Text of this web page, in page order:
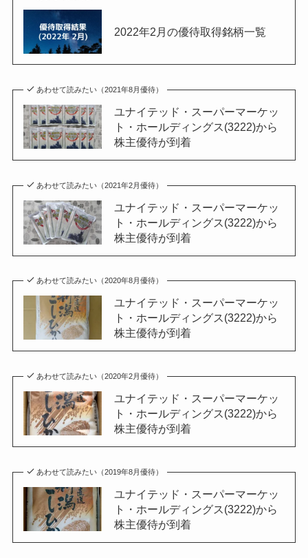
2022年2月の優待取得銘柄一覧
あわせて読みたい（2021年8月優待）
ユナイテッド・スーパーマーケッ
ト・ホールディングス(3222)から
株主優待が到着
あわせて読みたい（2021年2月優待）
ユナイテッド・スーパーマーケッ
ト・ホールディングス(3222)から
株主優待が到着
あわせて読みたい（2020年8月優待）
ユナイテッド・スーパーマーケッ
ト・ホールディングス(3222)から
株主優待が到着
あわせて読みたい（2020年2月優待）
ユナイテッド・スーパーマーケッ
ト・ホールディングス(3222)から
株主優待が到着
あわせて読みたい（2019年8月優待）
ユナイテッド・スーパーマーケッ
ト・ホールディングス(3222)から
株主優待が到着